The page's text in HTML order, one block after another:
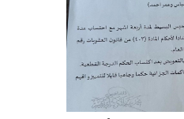
المرحلة الاعدادية
مرشحات
المرحلة الابتدائية